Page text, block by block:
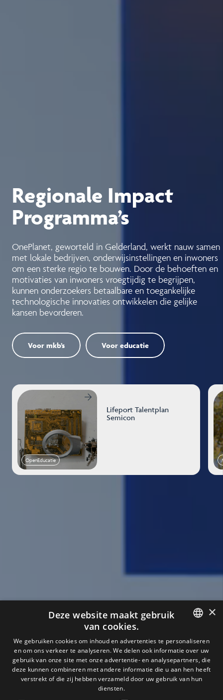
Regionale Impact
Programma’s
OnePlanet, geworteld in Gelderland, werkt nauw samen
met lokale bedrijven, onderwijsinstellingen en inwoners
om een sterke regio te bouwen. Door de behoeften en
motivaties van inwoners vroegtijdig te begrijpen,
kunnen onderzoekers betaalbare en toegankelijke
technologische innovaties ontwikkelen die gelijke
kansen bevorderen.
Voor mkb’s Voor educatie
Lifeport Talentplan
Semicon
OpenEducatie
ENGLISH
ENGLISH
×
Deze website maakt gebruik
van cookies.
We gebruiken cookies om inhoud en advertenties te personaliseren
en om ons verkeer te analyseren. We delen ook informatie over uw
gebruik van onze site met onze advertentie- en analysepartners, die
deze kunnen combineren met andere informatie die u aan hen heeft
verstrekt of die zij hebben verzameld door uw gebruik van hun
diensten.